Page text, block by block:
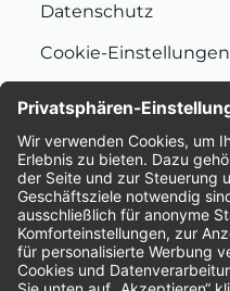
Datenschutz
Cookie-Einstellungen
Bewertungen